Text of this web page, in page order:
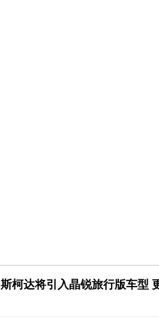
斯柯达将引入晶锐旅行版车型